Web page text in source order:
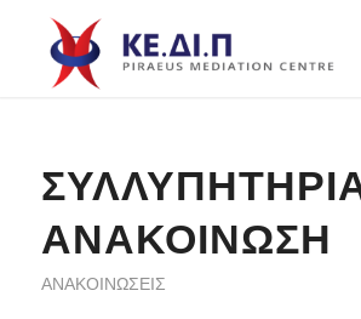
ΑΝΑΚΟΙΝΩΣΗ
ΑΝΑΚΟΙΝΏΣΕΙΣ